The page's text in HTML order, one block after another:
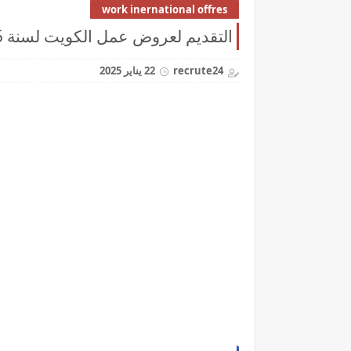
work inernational offres
التقديم لعروض عمل الكويت لسنة 2025
recrute24 22 يناير 2025